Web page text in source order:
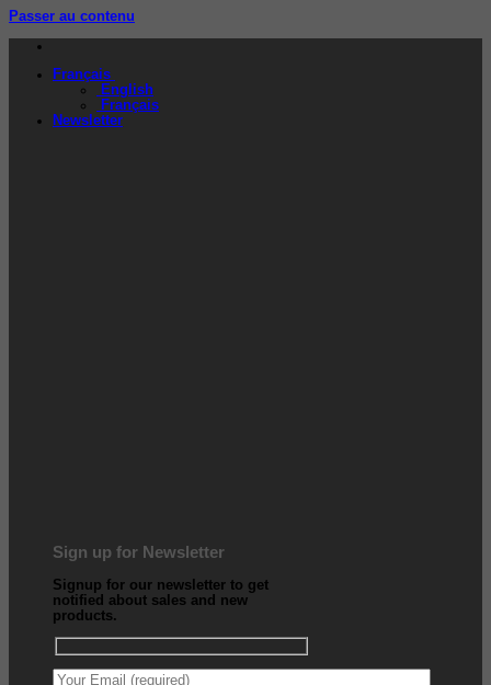
Passer au contenu
Français
English
Français
Newsletter
Sign up for Newsletter
Signup for our newsletter to get
notified about sales and new
products.